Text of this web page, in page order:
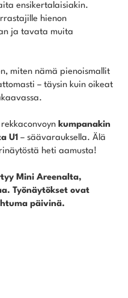
ensikertalaisiakin.
hienon
ja tavata muita
miten nämä pienoismallit
– täysin kuin oikeat
kumpanakin
U1 – säävarauksella. Älä
heti aamusta!
Mini Areenalta,
Työnäytökset ovat
päivinä.